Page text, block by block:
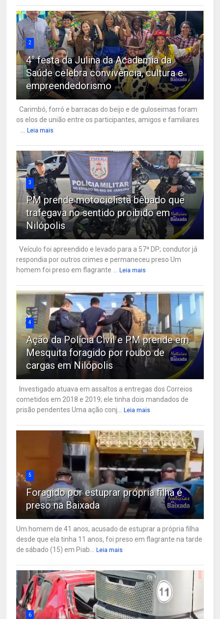
2
4° festa da Julina da Academia da
Saúde celebra convivência, cultura e
empreendedorismo
Carimbó, forró e barracas do beijo e de guloseimas foram
os elos de união entre os participantes, amigos e familiares
Leia mais
3
PM prende motociclista bêbado que
trafegava no sentido proibido em
Nilópolis
Veículo foi apreendido e levado para a 57ª DP; condutor já
respondia por outros crimes e permaneceu preso Um
homem foi preso em flagrante ...
Leia mais
4
Ação da Polícia Civil e PM prende em
Mesquita foragido por roubo de
cargas em Nilópolis
Investigado atuava em assaltos a entregas dos Correios
cometidos em 2018 e 2019; ele tinha dois mandados de
prisão pendentes Uma ação conj...
Leia mais
5
Foragido por estuprar própria filha é
preso na Baixada
Um homem de 41 anos, acusado de estuprar a própria filha
desde que ela tinha 11 anos, foi preso em flagrante na tarde
de sábado (15) em Piab...
Leia mais
6